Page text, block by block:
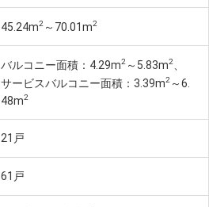
45.24m2 ～70.01m2
バルコニー面積：4.29m2 ～5.83m2
サービスバルコニー面積：3.39m2 ～6.
48m2
21戸
61戸